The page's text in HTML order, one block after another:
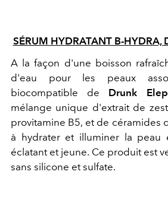
SÉRUM HYDRATANT B-HYDRA,
A la façon d'une boisson
d'eau pour les peaux
biocompatible de Drunk
mélange unique d'extrait de
provitamine B5, et de céramides
à hydrater et illuminer la peau
éclatant et jeune. Ce produit est
sans silicone et sulfate.